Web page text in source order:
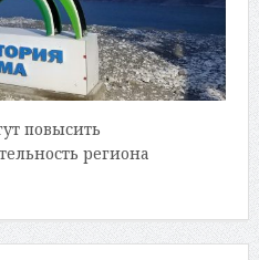
повысить
региона